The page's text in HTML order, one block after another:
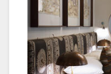
Gestion du